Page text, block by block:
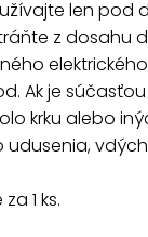
len
z dosahu
Ak je
krku alebo
1 ks.